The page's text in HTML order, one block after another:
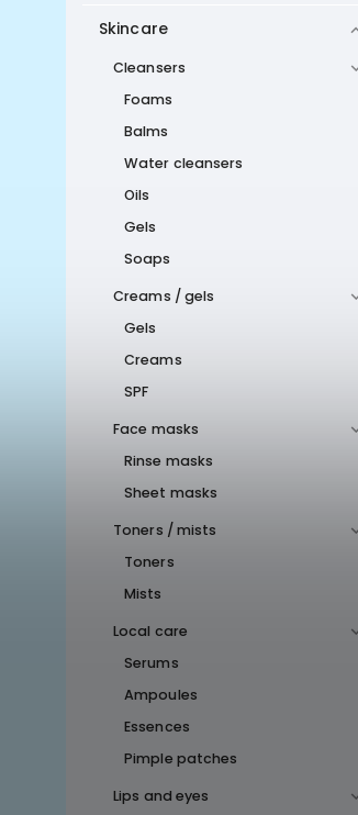
Skincare
Cleansers
Foams
Balms
Water cleansers
Oils
Gels
Soaps
Creams / gels
Gels
Creams
SPF
Face masks
Rinse masks
Sheet masks
Toners / mists
Toners
Mists
Local care
Serums
Ampoules
Essences
Pimple patches
Lips and eyes